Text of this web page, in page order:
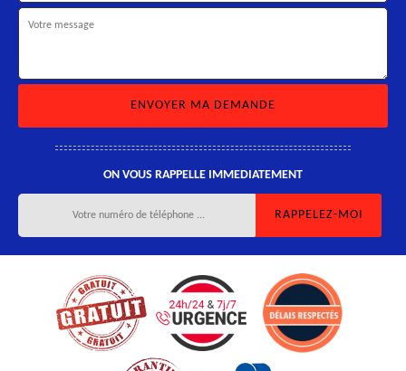
ON VOUS RAPPELLE IMMEDIATEMENT